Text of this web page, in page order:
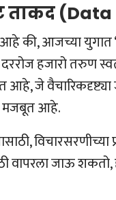
ताकद
की, आजच्या युगात
हजारो तरुण
आहे, जे
मजबूत आहे.
विचारसरणीच्या
वापरला जाऊ शकतो,